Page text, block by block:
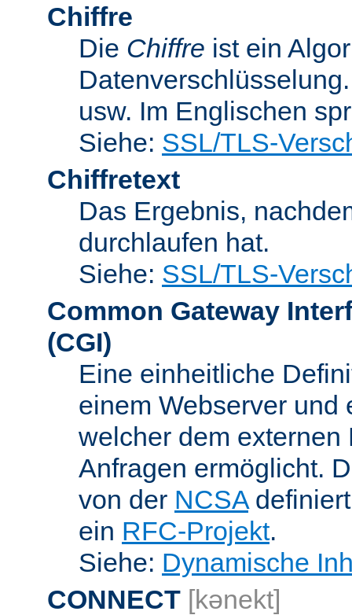
Chiffre
Die Chiffre ist ein
usw. Im Englischen
Siehe: SSL/TLS-
Chiffretext
Das Ergebnis,
durchlaufen hat.
Siehe: SSL/TLS-
Common Gateway
(CGI)
Eine einheitliche
einem Webserver und
welcher dem
Anfragen ermöglicht.
von der NCSA
ein RFC-Projekt.
Siehe: Dynamische
CONNECT [kənekt]